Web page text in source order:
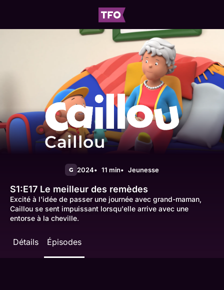
Caillou
G 2024 11 min Jeunesse
S1:E17 Le meilleur des remèdes
Excité à l'idée de passer une journée avec grand-maman,
Caillou se sent impuissant lorsqu'elle arrive avec une
entorse à la cheville.
Détails Épisodes